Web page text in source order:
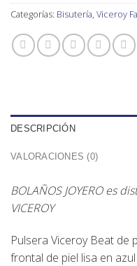
Categorías: Bisutería, Viceroy
DESCRIPCIÓN
VALORACIONES (0)
BOLAÑOS JOYERO es
VICEROY
Pulsera Viceroy Beat de
frontal de piel lisa en azul